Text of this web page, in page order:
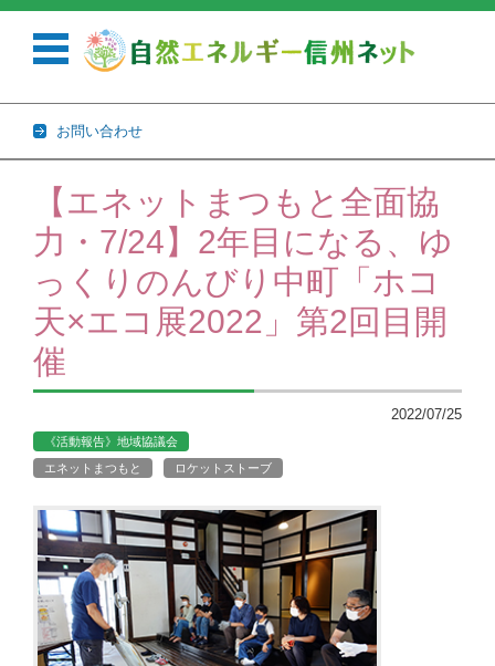
お問い合わせ
コンテンツに移動
【エネットまつもと全面協
力・7/24】2年目になる、ゆ
っくりのんびり中町「ホコ
天×エコ展2022」第2回目開
催
2022/07/25
《活動報告》地域協議会
エネットまつもと
ロケットストーブ